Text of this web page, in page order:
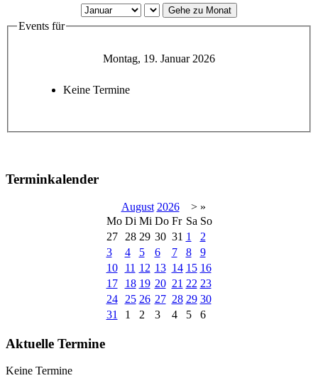
Gehe zu Monat
Events für
Montag, 19. Januar 2026
Keine Termine
Terminkalender
August 2026 > »
Mo Di Mi Do Fr Sa So
27
28 29 30 31 1
2
3
4 5 6 7 8
9
10
11 12 13 14 15 16
17
18 19 20 21 22 23
24
25 26 27 28 29 30
31
1 2 3 4 5 6
Aktuelle Termine
Keine Termine